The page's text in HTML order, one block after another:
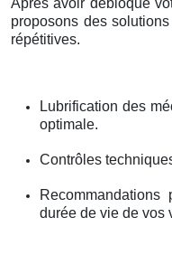
Après avoir débloqué
proposons des
répétitives.
Lubrification des
optimale.
Contrôles
durée de vie de vos